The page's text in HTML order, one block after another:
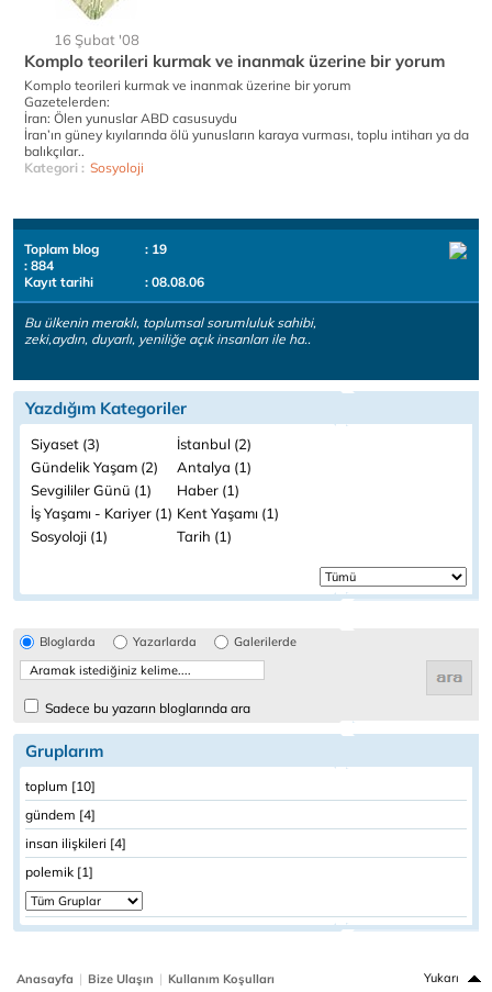
16 Şubat '08
Komplo teorileri kurmak ve inanmak üzerine bir yorum
Komplo teorileri kurmak ve inanmak üzerine bir yorum
Gazetelerden:
İran: Ölen yunuslar ABD casusuydu
İran’ın güney kıyılarında ölü yunusların karaya vurması, toplu intiharı ya da
balıkçılar..
Kategori : Sosyoloji
Toplam blog
: 19
: 884
Kayıt tarihi
: 08.08.06
Bu ülkenin meraklı, toplumsal sorumluluk sahibi,
zeki,aydın, duyarlı, yeniliğe açık insanları ile ha..
Yazdığım Kategoriler
Siyaset (3)
İstanbul (2)
Gündelik Yaşam (2)
Antalya (1)
Sevgililer Günü (1)
Haber (1)
İş Yaşamı - Kariyer (1) Kent Yaşamı (1)
Sosyoloji (1)
Tarih (1)
Bloglarda Yazarlarda Galerilerde
Sadece bu yazarın bloglarında ara
Gruplarım
toplum [10]
gündem [4]
insan ilişkileri [4]
polemik [1]
Anasayfa | Bize Ulaşın | Kullanım Koşulları Yukarı